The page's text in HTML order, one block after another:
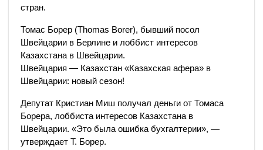
стран.
Томас Борер (Thomas Borer), бывший посол
Швейцарии в Берлине и лоббист интересов
Казахстана в Швейцарии.
Швейцария — Казахстан «Казахская афера» в
Швейцарии: новый сезон!
Депутат Кристиан Миш получал деньги от Томаса
Борера, лоббиста интересов Казахстана в
Швейцарии. «Это была ошибка бухгалтерии», —
утверждает Т. Борер.